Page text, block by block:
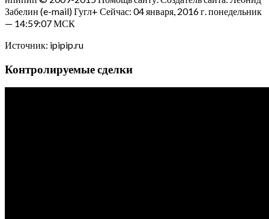
Забелин (e-mail) Гугл+ Сейчас: 04 января, 2016 г. понедельник
— 14:59:07 МСК
Источник: ipipip.ru
Контролируемые сделки